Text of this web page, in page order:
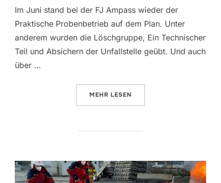
Im Juni stand bei der FJ Ampass wieder der
Praktische Probenbetrieb auf dem Plan. Unter
anderem wurden die Löschgruppe, Ein Technischer
Teil und Absichern der Unfallstelle geübt. Und auch
über …
MEHR ÜBER „DER JUNI IN DER FF
LESEN